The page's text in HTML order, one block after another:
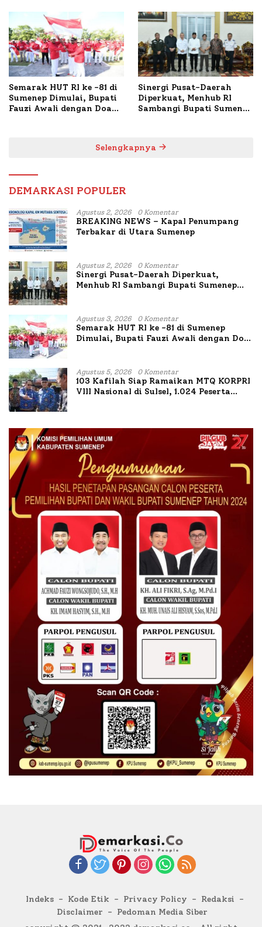
Semarak HUT RI ke -81 di
Sumenep Dimulai, Bupati
Fauzi Awali dengan Doa
Sinergi Pusat-Daerah
Diperkuat, Menhub RI
Sambangi Bupati Sumenep
Selengkapnya
DEMARKASI POPULER
Agustus 2, 2026 0 Komentar
BREAKING NEWS – Kapal Penumpang
Terbakar di Utara Sumenep
Agustus 2, 2026 0 Komentar
Sinergi Pusat-Daerah Diperkuat,
Menhub RI Sambangi Bupati Sumenep
Agustus 3, 2026 0 Komentar
Semarak HUT RI ke -81 di Sumenep
Dimulai, Bupati Fauzi Awali dengan Doa
Agustus 5, 2026 0 Komentar
103 Kafilah Siap Ramaikan MTQ KORPRI
VIII Nasional di Sulsel, 1.024 Peserta
Indeks Kode Etik Privacy Policy
Redaksi
Disclaimer
Pedoman Media Siber